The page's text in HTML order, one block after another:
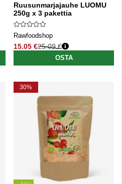
Ruusunmarjajauhe LUOMU
250g x 3 pakettia
Rawfoodshop
15.05 €
Normaali hinta
25.09 €
OSTA
30%